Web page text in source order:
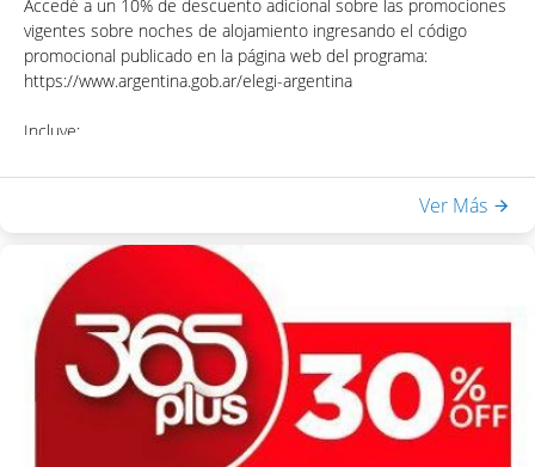
Accedé a un 10% de descuento adicional sobre las promociones
vigentes sobre noches de alojamiento ingresando el código
promocional publicado en la página web del programa:
https://www.argentina.gob.ar/elegi-argentina
Incluye:
- Acceso a Equilibrium Spa & Health: piscina interna climatizada,
- WiFi en habitaciones y áreas públicas
Una vez obtenido el código, podrás acceder al descuento
colocando el mismo en la casilla de "Código Promocional" del
motor de reservas del hotel.
Ver Más